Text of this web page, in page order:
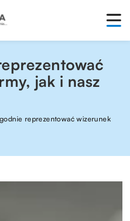
jak i nasz
reprezentować wizerunek